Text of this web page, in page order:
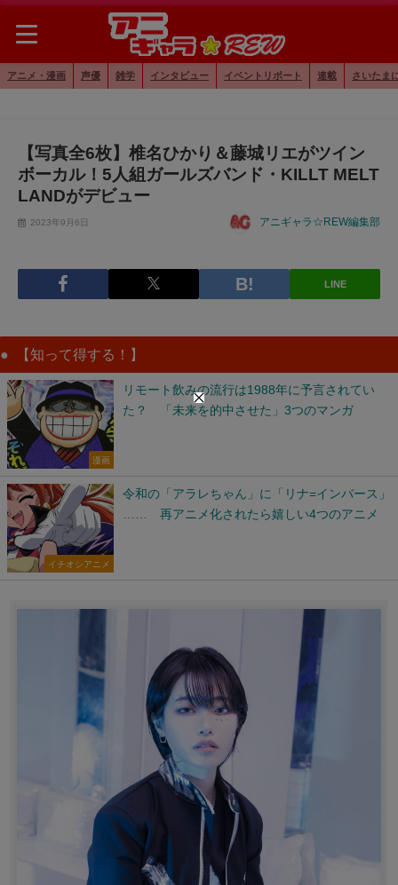
アニメ・漫画 声優 雑学 インタビュー イベントリポート 連載 さいたま
【写真全6枚】椎名ひかり＆藤城リエがツイン
ボーカル！5人組ガールズバンド・KILLT MELT
LANDがデビュー
2023年9月6日 アニギャラ☆REW編集部
LINE
【知って得する！】
漫画
リモート飲みの流行は1988年に予言されてい
た？ 「未来を的中させた」3つのマンガ
イチオシアニメ
令和の「アラレちゃん」に「リナ=インバース」
…… 再アニメ化されたら嬉しい4つのアニメ